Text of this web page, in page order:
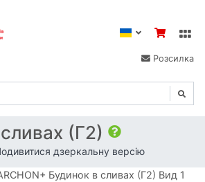
Розсилка
(Г2)
дзеркальну версію
Будинок в сливах (Г2) Вид 1